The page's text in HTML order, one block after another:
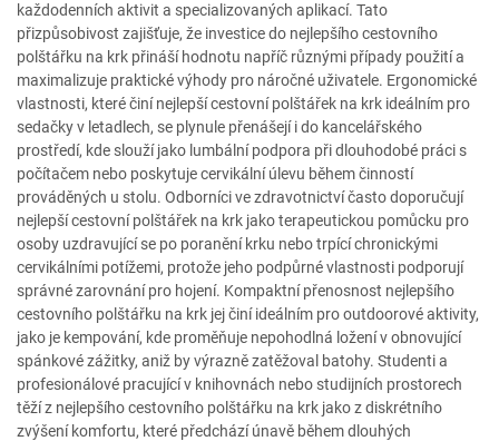
každodenních aktivit a specializovaných aplikací. Tato
přizpůsobivost zajišťuje, že investice do nejlepšího cestovního
polštářku na krk přináší hodnotu napříč různými případy použití a
maximalizuje praktické výhody pro náročné uživatele. Ergonomické
vlastnosti, které činí nejlepší cestovní polštářek na krk ideálním pro
sedačky v letadlech, se plynule přenášejí i do kancelářského
prostředí, kde slouží jako lumbální podpora při dlouhodobé práci s
počítačem nebo poskytuje cervikální úlevu během činností
prováděných u stolu. Odborníci ve zdravotnictví často doporučují
nejlepší cestovní polštářek na krk jako terapeutickou pomůcku pro
osoby uzdravující se po poranění krku nebo trpící chronickými
cervikálními potížemi, protože jeho podpůrné vlastnosti podporují
správné zarovnání pro hojení. Kompaktní přenosnost nejlepšího
cestovního polštářku na krk jej činí ideálním pro outdoorové aktivity,
jako je kempování, kde proměňuje nepohodlná ložení v obnovující
spánkové zážitky, aniž by výrazně zatěžoval batohy. Studenti a
profesionálové pracující v knihovnách nebo studijních prostorech
těží z nejlepšího cestovního polštářku na krk jako z diskrétního
zvýšení komfortu, které předchází únavě během dlouhých